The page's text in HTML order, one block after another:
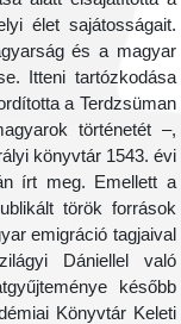
élet sajátosságait.
és a magyar
Itteni tartózkodása
a Terdzsüman
történetét –,
könyvtár 1543. évi
írt meg. Emellett a
török források
emigráció tagjaival
Dániellel való
később
Könyvtár Keleti